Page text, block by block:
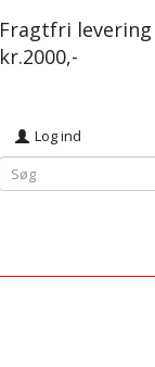
Fragtfri
kr.2000,-
Log ind